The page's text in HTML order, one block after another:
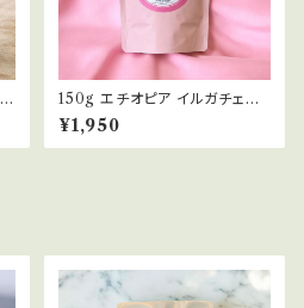
150g エチオピア イルガチェフ
アリチャ ナチュラル ETHIOPI
A ARICHA NATURAL 浅煎
り コーヒー豆
¥1,950